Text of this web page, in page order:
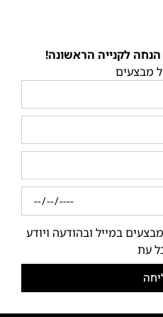
מבצעים
במייל ובהודעה ויודע
עת